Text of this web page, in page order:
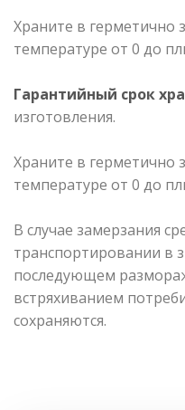
Храните в герметично
температуре от 0 до
Гарантийный срок
изготовления.
Храните в герметично
температуре от 0 до
В случае замерзания
транспортировании в
последующем
встряхиванием
сохраняются.